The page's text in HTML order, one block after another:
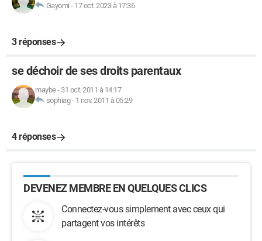
Gayomi - 17 oct. 2023 à 17:36
3 réponses
se déchoir de ses droits parentaux
maybe- 31 oct. 2011 à 14:17
sophiag- 1 nov. 2011 à 05:29
4 réponses
DEVENEZ MEMBRE EN QUELQUES CLICS
Connectez-vous simplement avec ceux qui
partagent vos intérêts